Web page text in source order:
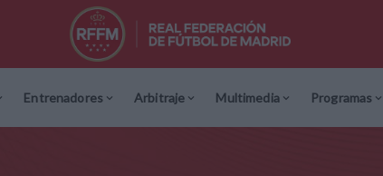
Entrenadores Arbitraje Multimedia Programas